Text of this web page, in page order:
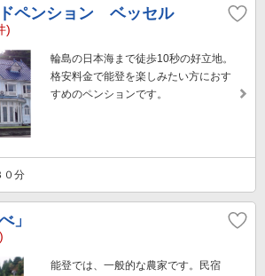
ペンション ベッセル
)
輪島の日本海まで徒歩10秒の好立地。
格安料金で能登を楽しみたい方におす
すめのペンションです。
０分
」
能登では、一般的な農家です。民宿